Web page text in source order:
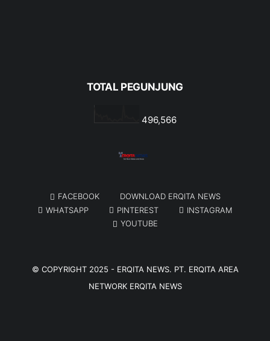
TOTAL PEGUNJUNG
496,566
FACEBOOK
DOWNLOAD ERQITA NEWS
WHATSAPP
PINTEREST
INSTAGRAM
YOUTUBE
© COPYRIGHT 2025 - ERQITA NEWS. PT. ERQITA AREA
NETWORK ERQITA NEWS